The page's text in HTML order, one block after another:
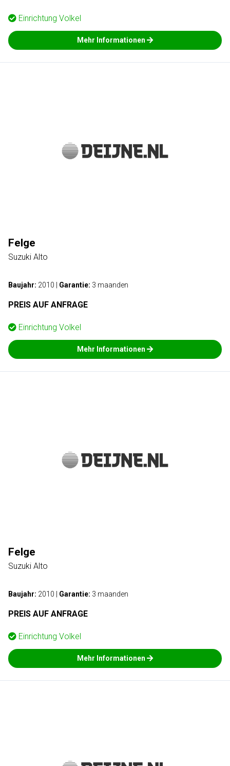
Einrichtung Volkel
Mehr Informationen
Felge
Suzuki Alto
Baujahr: 2010 Garantie: 3 maanden
PREIS AUF ANFRAGE
Einrichtung Volkel
Mehr Informationen
Felge
Suzuki Alto
Baujahr: 2010 Garantie: 3 maanden
PREIS AUF ANFRAGE
Einrichtung Volkel
Mehr Informationen